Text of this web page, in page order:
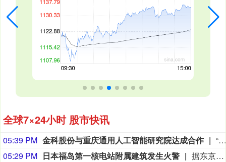
全球7×24小时 股市快讯
05:39 PM 金科股份与重庆通用人工智能研究院达成合作
“金科股份”公众号消息，2026年8月，金科地产集团股份有限公司（简称“金科股份”）与重庆通用人工智能研究院在重庆正式签署全方位合作协议。双方将依托通用人工智能前沿技术，落地不动产全场景智慧解决方案，合力打造重庆“人工智能+不动产”产业标杆项目。
05:29 PM 日本福岛第一核电站附属建筑发生火警
据东京电力公司消息，当地时间8日15时35分左右，日本福岛第一核电站5号、6号机组服务建筑3、4层的火灾报警器发生启动。东京电力公司于当天16时01分向双叶消防本部报警。随后，消防部门赶赴现场确认，但未发现明火或冒烟。事件对核电站厂区设备没有造成影响，监测点以及厂区边界的尘埃监测仪等所测得的放射线量也未发现异常。（央视新闻）